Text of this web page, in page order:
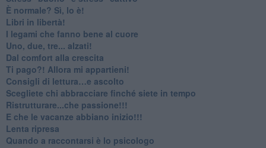
​È normale? Sì, lo è!
​Libri in libertà!
​I legami che fanno bene al cuore
Uno, due, tre... alzati!​
​Dal comfort alla crescita
​Ti pago?! Allora mi appartieni!​
​Consigli di lettura…e ascolto
​Scegliete chi abbracciare finché siete in tempo
​Ristrutturare...che passione!!!
​E che le vacanze abbiano inizio!!!
​Lenta ripresa
​Quando a raccontarsi è lo psicologo